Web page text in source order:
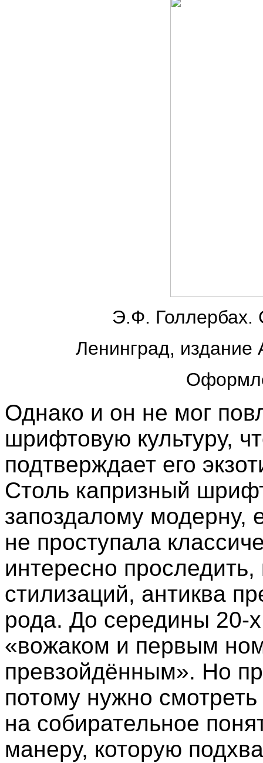
Э.Ф. Голлербах.
Ленинград, издание
Однако и он не мог
шрифтовую культуру,
подтверждает его
Столь капризный
запоздалому модерну,
не проступала
интересно
стилизаций, антиква
рода. До середины 20-
«вожаком и первым
превзойдённым». Но
потому нужно
на собирательное
манеру, которую